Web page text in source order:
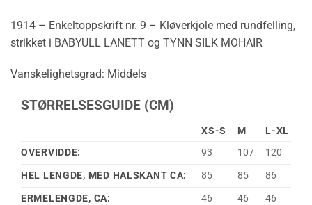
1914 – Enkeltoppskrift nr. 9 – Kløverkjole med rundfelling,
strikket i BABYULL LANETT og TYNN SILK MOHAIR
Vanskelighetsgrad: Middels
STØRRELSESGUIDE (CM)
XS-S M
L-XL
OVERVIDDE:
93 107
120
HEL LENGDE, MED HALSKANT CA:
85 85
86
ERMELENGDE, CA:
46 46 46